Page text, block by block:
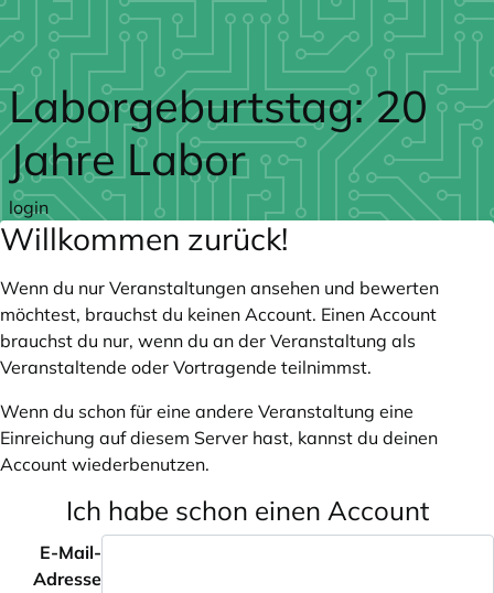
Zum Hauptteil springen
Laborgeburtstag: 20
Jahre Labor
login
Willkommen zurück!
Wenn du nur Veranstaltungen ansehen und bewerten
möchtest, brauchst du keinen Account. Einen Account
brauchst du nur, wenn du an der Veranstaltung als
Veranstaltende oder Vortragende teilnimmst.
Wenn du schon für eine andere Veranstaltung eine
Einreichung auf diesem Server hast, kannst du deinen
Account wiederbenutzen.
Ich habe schon einen Account
E-Mail-
Adresse